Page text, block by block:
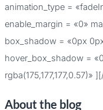
animation_type =
enable_margin = «0»
box_shadow = «0px
hover_box_shadow =
rgba(175,177,177,0.57)»
About the blog